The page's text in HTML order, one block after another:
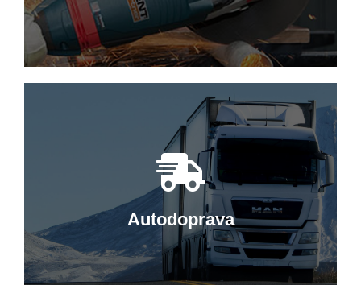
Elektrické náradie
Ponúkame kvalitné elektrické a ručné
náradie značiek Makita, Metabo či
Worx.
Autodoprava